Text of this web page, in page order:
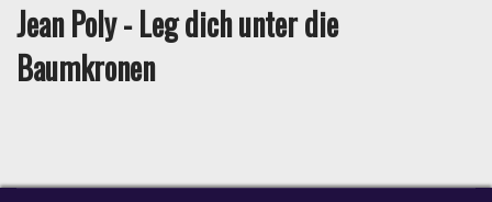
Jean Poly - Leg dich unter die
Baumkronen